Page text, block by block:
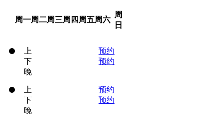
周一周二周三周四 周五周六
周
日
上
预约
下
预约
晚
上
预约
下
预约
晚